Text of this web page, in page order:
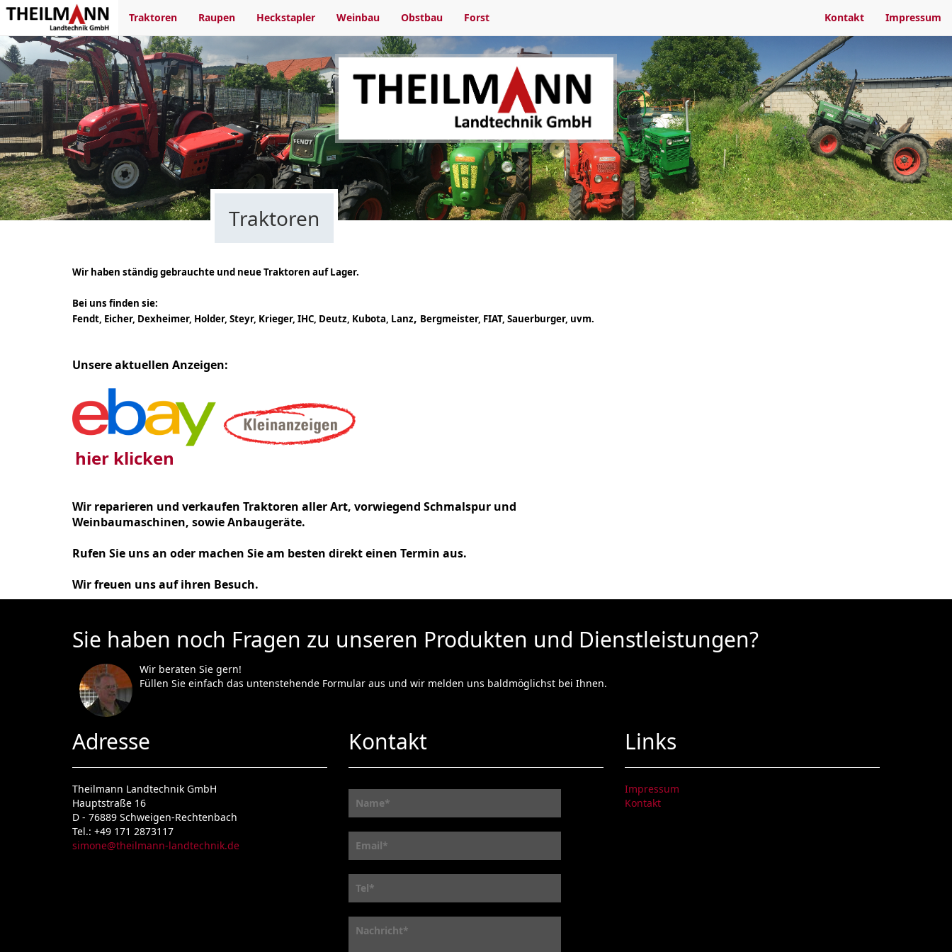
Traktoren Raupen Heckstapler Weinbau Obstbau Forst Kontakt Impressum
Traktoren
Wir haben ständig gebrauchte und neue Traktoren auf Lager.
Bei uns finden sie:
Fendt, Eicher, Dexheimer, Holder, Steyr, Krieger, IHC, Deutz, Kubota, Lanz, Bergmeister, FIAT, Sauerburger, uvm.
Unsere aktuellen Anzeigen:
hier klicken
Wir reparieren und verkaufen Traktoren aller Art, vorwiegend Schmalspur und
Weinbaumaschinen, sowie Anbaugeräte.
Rufen Sie uns an oder machen Sie am besten direkt einen Termin aus.
Wir freuen uns auf ihren Besuch.
Sie haben noch Fragen zu unseren Produkten und Dienstleistungen?
Wir beraten Sie gern!
Füllen Sie einfach das untenstehende Formular aus und wir melden uns baldmöglichst bei Ihnen.
Adresse
Theilmann Landtechnik GmbH
Hauptstraße 16
D - 76889 Schweigen-Rechtenbach
Tel.: +49 171 2873117
simone@theilmann-landtechnik.de
Kontakt Links
Impressum
Kontakt